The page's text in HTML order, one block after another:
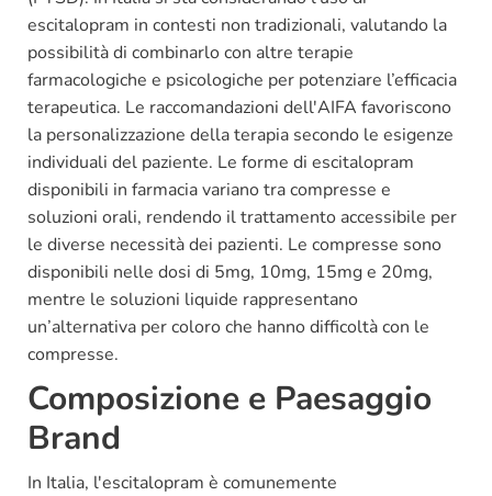
escitalopram in contesti non tradizionali, valutando la
possibilità di combinarlo con altre terapie
farmacologiche e psicologiche per potenziare l’efficacia
terapeutica. Le raccomandazioni dell'AIFA favoriscono
la personalizzazione della terapia secondo le esigenze
individuali del paziente. Le forme di escitalopram
disponibili in farmacia variano tra compresse e
soluzioni orali, rendendo il trattamento accessibile per
le diverse necessità dei pazienti. Le compresse sono
disponibili nelle dosi di 5mg, 10mg, 15mg e 20mg,
mentre le soluzioni liquide rappresentano
un’alternativa per coloro che hanno difficoltà con le
compresse.
Composizione e Paesaggio
Brand
In Italia, l'escitalopram è comunemente